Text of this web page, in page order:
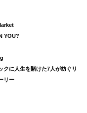
YOU?
クに人生を賭けた7人が紡ぐリ
リー